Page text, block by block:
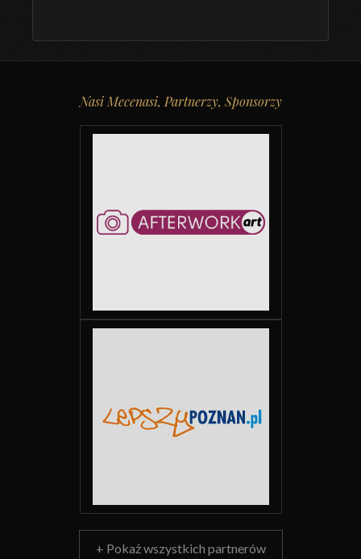
Nasi Mecenasi, Partnerzy, Sponsorzy
+ Pokaż wszystkich partnerów